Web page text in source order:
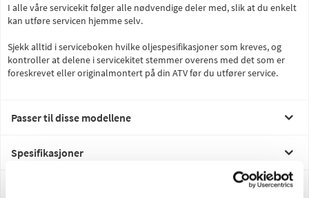
I alle våre servicekit følger alle nødvendige deler med, slik at du enkelt
kan utføre servicen hjemme selv.
Sjekk alltid i serviceboken hvilke oljespesifikasjoner som kreves, og
kontroller at delene i servicekitet stemmer overens med det som er
foreskrevet eller originalmontert på din ATV før du utfører service.
Passer til disse modellene
Spesifikasjoner